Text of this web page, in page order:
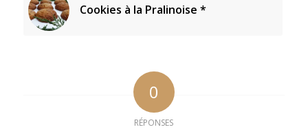
Cookies à la Pralinoise *
0
RÉPONSES